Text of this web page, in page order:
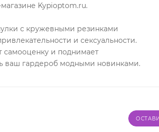
Kypioptom.ru.
с кружевными резинками
и сексуальности.
и поднимает
ваш гардероб модными новинками.